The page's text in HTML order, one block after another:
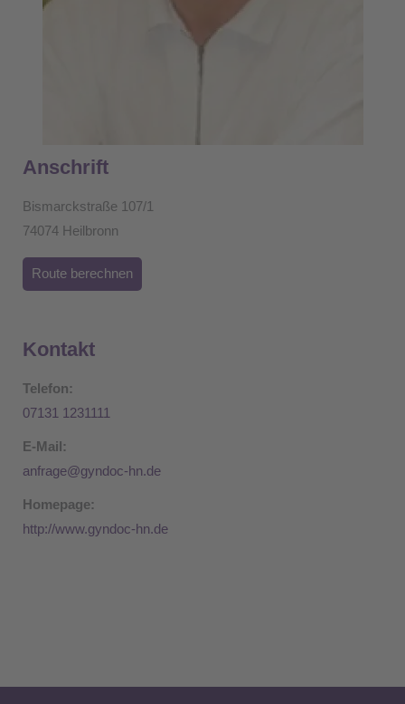
Anschrift
Bismarckstraße 107/1
74074 Heilbronn
Route berechnen
Kontakt
Telefon:
07131 1231111
E-Mail:
anfrage@gyndoc-hn.de
Homepage:
http://www.gyndoc-hn.de